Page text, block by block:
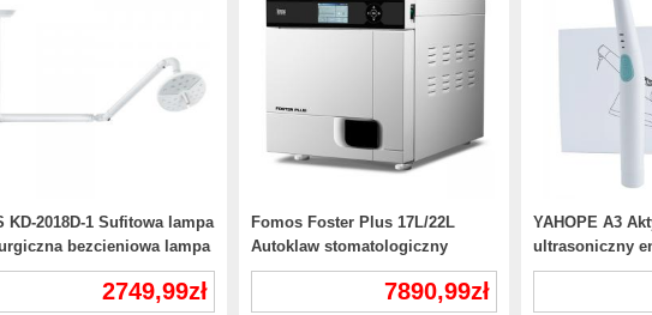
KD-2018D-1 Sufitowa lampa
bezcieniowa lampa
LED włącznik
2749,99zł
Fomos Foster Plus 17L/22L
Autoklaw stomatologiczny
sterylizator parowy klasa B z
7890,99zł
YAHOPE A3
ultrasoniczny
końcówka